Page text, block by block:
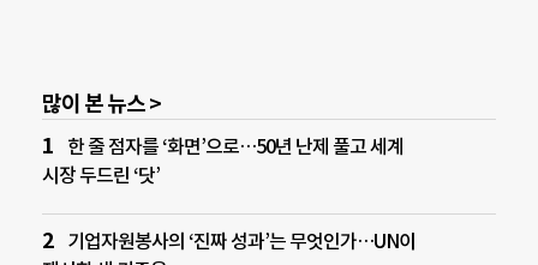
많이 본 뉴스 >
한 줄 점자를 ‘화면’으로…50년 난제 풀고 세계
시장 두드린 ‘닷’
기업자원봉사의 ‘진짜 성과’는 무엇인가…UN이